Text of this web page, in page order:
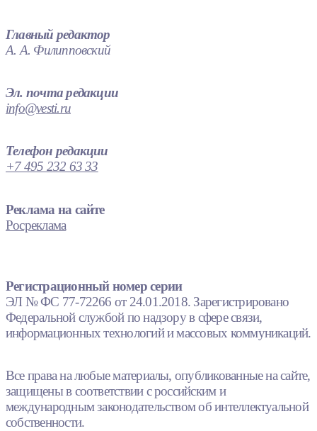
Главный редактор
А. А. Филипповский
Эл. почта редакции
info@vesti.ru
Телефон редакции
+7 495 232 63 33
Реклама на сайте
Росреклама
Регистрационный номер серии
ЭЛ № ФС 77-72266 от 24.01.2018. Зарегистрировано
Федеральной службой по надзору в сфере связи,
информационных технологий и массовых коммуникаций.
Все права на любые материалы, опубликованные на сайте,
защищены в соответствии с российским и
международным законодательством об интеллектуальной
собственности.